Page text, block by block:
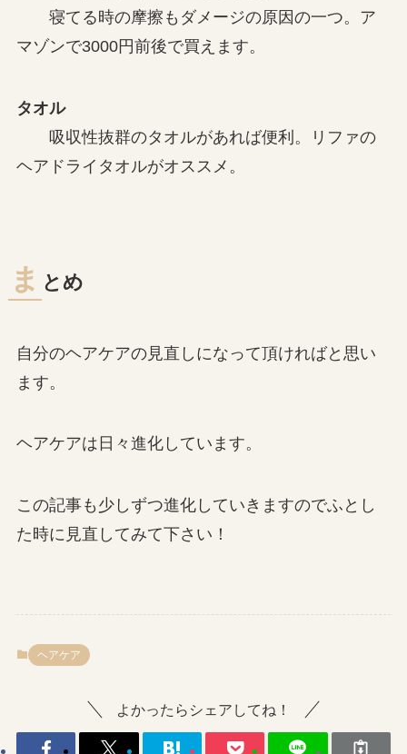
寝てる時の摩擦もダメージの原因の一つ。ア
マゾンで3000円前後で買えます。
タオル
吸収性抜群のタオルがあれば便利。リファの
ヘアドライタオルがオススメ。
ま とめ
自分のヘアケアの見直しになって頂ければと思い
ます。
ヘアケアは日々進化しています。
この記事も少しずつ進化していきますのでふとし
た時に見直してみて下さい！
ヘアケア
よかったらシェアしてね！